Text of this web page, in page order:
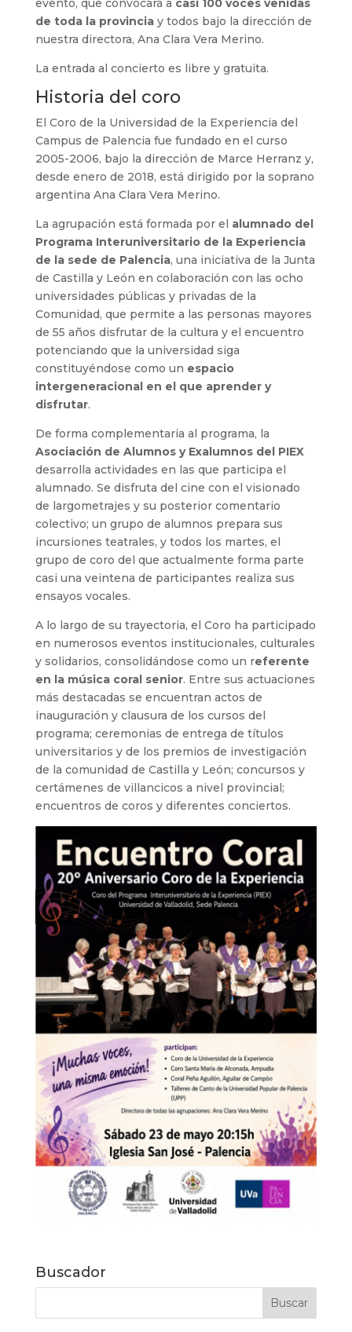
evento, que convocará a casi 100 voces venidas
de toda la provinciay todos bajo la dirección de
nuestra directora, Ana Clara Vera Merino.
La entrada al concierto es libre y gratuita.
Historia del coro
El Coro de la Universidad de la Experiencia del
Campus de Palencia fue fundado en el curso
2005-2006, bajo la dirección de Marce Herranz y,
desde enero de 2018, está dirigido por la soprano
argentina Ana Clara Vera Merino.
La agrupación está formada por el alumnado del
Programa Interuniversitario de la Experiencia
de la sede de Palencia, una iniciativa de la Junta
de Castilla y León en colaboración con las ocho
universidades públicas y privadas de la
Comunidad, que permite a las personas mayores
de 55 años disfrutar de la cultura y el encuentro
potenciando que la universidad siga
constituyéndose como un espacio
intergeneracional en el que aprender y
disfrutar.
De forma complementaria al programa, la
Asociación de Alumnos y Exalumnos del PIEX
desarrolla actividades en las que participa el
alumnado. Se disfruta del cine con el visionado
de largometrajes y su posterior comentario
colectivo; un grupo de alumnos prepara sus
incursiones teatrales, y todos los martes, el
grupo de coro del que actualmente forma parte
casi una veintena de participantes realiza sus
ensayos vocales.
A lo largo de su trayectoria, el Coro ha participado
en numerosos eventos institucionales, culturales
y solidarios, consolidándose como un referente
en la música coral senior. Entre sus actuaciones
más destacadas se encuentran actos de
inauguración y clausura de los cursos del
programa; ceremonias de entrega de títulos
universitarios y de los premios de investigación
de la comunidad de Castilla y León; concursos y
certámenes de villancicos a nivel provincial;
encuentros de coros y diferentes conciertos.
Buscador